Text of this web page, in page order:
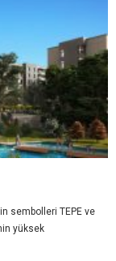
sembolleri TEPE ve
yüksek